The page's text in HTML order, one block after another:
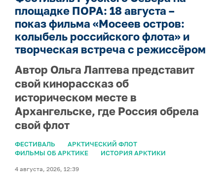
площадке ПОРА: 18 августа –
показ фильма «Мосеев остров:
колыбель российского флота» и
творческая встреча с режиссёром
Автор Ольга Лаптева представит
свой кинорассказ об
историческом месте в
Архангельске, где Россия обрела
свой флот
ФЕСТИВАЛЬ
АРКТИЧЕСКИЙ ФЛОТ
ФИЛЬМЫ ОБ АРКТИКЕ
ИСТОРИЯ АРКТИКИ
4 августа, 2026, 12:39